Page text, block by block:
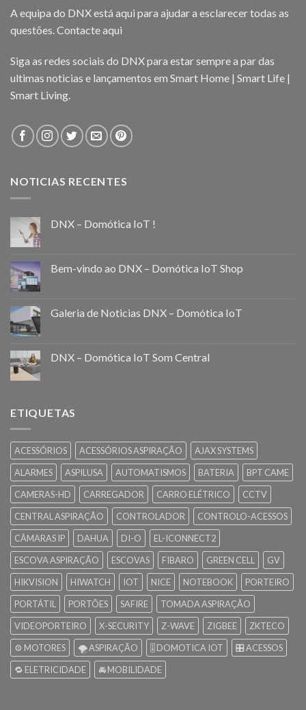
A equipa do DNX está aqui para ajudar a esclarecer todas as
questões. Contacte aqui
Siga as redes sociais do DNX para estar sempre a par das
ultimas noticias e lançamentos em Smart Home | Smart Life |
Smart Living.
NOTICIAS RECENTES
DNX – Domótica IoT !
Bem-vindo ao DNX – Domótica IoT Shop
Galeria de Noticias DNX – Domótica IoT
DNX – Domótica IoT Som Central
ETIQUETAS
ACESSÓRIOS ACESSÓRIOS ASPIRAÇÃO
AJAX SYSTEMS
ALARMES
ASPILUSA AUTOMATISMOS BATERIA
BPT CAME
CAMERAS-HD
CARREGADOR CARRO ELÉTRICO
CCTV
CENTRAL ASPIRAÇÃO
CONTROLADOR
CONTROLO-ACESSOS
CÂMARAS IP
DAHUA DI-O
EL-ICONNECT2
ESCOVA ASPIRAÇÃO
ESCOVAS FIBARO GREEN CELL
GV
HIKVISION
HIWATCH IOT NICE NOTEBOOK
PORTEIRO
PORTÁTIL
PORTÕES SAFIRE
TOMADA ASPIRAÇÃO
VIDEOPORTEIRO
X-SECURITY Z-WAVE ZIGBEE
ZKTECO
⚙️ MOTORES
🌪️ ASPIRAÇÃO 🎚️ DOMOTICA IOT
🎛️ ACESSOS
🔁 ELETRICIDADE
🚘 MOBILIDADE